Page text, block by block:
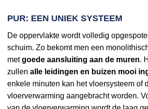
PUR: EEN UNIEK SYSTEEM
De oppervlakte wordt volledig
schuim. Zo bekomt men een
metgoede aansluiting aan de muren.
zullen alle leidingen en buizen mooi
enkele minuten kan het vloersysteem of
vloerverwarming aangebracht worden.